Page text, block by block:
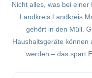
Nicht alles, was bei
Landkreis Landkreis
gehört in den Müll.
Haushaltsgeräte können
werden – das spart